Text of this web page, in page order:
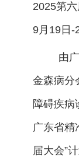
2025第
9月19日-
由
金森病分
障碍疾病
广东省精
届大会”